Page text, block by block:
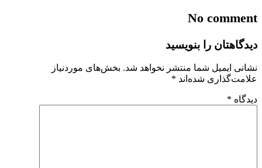
No comment
دیدگاهتان را بنویسید
نشانی ایمیل شما منتشر نخواهد شد. بخش‌های موردنیاز
علامت‌گذاری شده‌اند *
دیدگاه *